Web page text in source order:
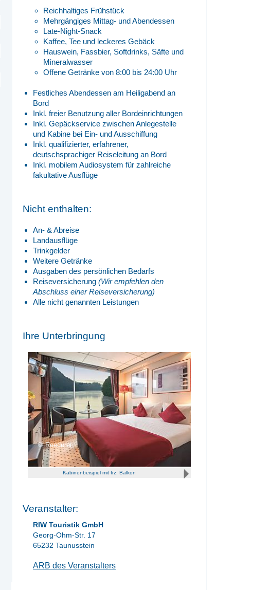
Reichhaltiges Frühstück
Mehrgängiges Mittag- und Abendessen
Late-Night-Snack
Kaffee, Tee und leckeres Gebäck
Hauswein, Fassbier, Softdrinks, Säfte und
Mineralwasser
Offene Getränke von 8:00 bis 24:00 Uhr
Festliches Abendessen am Heiligabend an
Bord
Inkl. freier Benutzung aller Bordeinrichtungen
Inkl. Gepäckservice zwischen Anlegestelle
und Kabine bei Ein- und Ausschiffung
Inkl. qualifizierter, erfahrener,
deutschsprachiger Reiseleitung an Bord
Inkl. mobilem Audiosystem für zahlreiche
fakultative Ausflüge
Nicht enthalten:
An- & Abreise
Landausflüge
Trinkgelder
Weitere Getränke
Ausgaben des persönlichen Bedarfs
Reiseversicherung(Wir empfehlen den
Abschluss einer Reiseversicherung)
Alle nicht genannten Leistungen
Ihre Unterbringung
Reederei
Kabinenbeispiel mit frz. Balkon
Veranstalter:
RIW Touristik GmbH
Georg-Ohm-Str. 17
65232 Taunusstein
ARB des Veranstalters